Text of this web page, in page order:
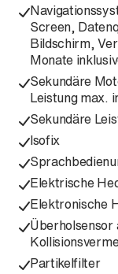
Screen,
Bildschirm,
Monate
Sekundäre
Leistung max.
Sekundäre
Isofix
Elektrische
Elektronische
Überholsensor
Partikelfilter